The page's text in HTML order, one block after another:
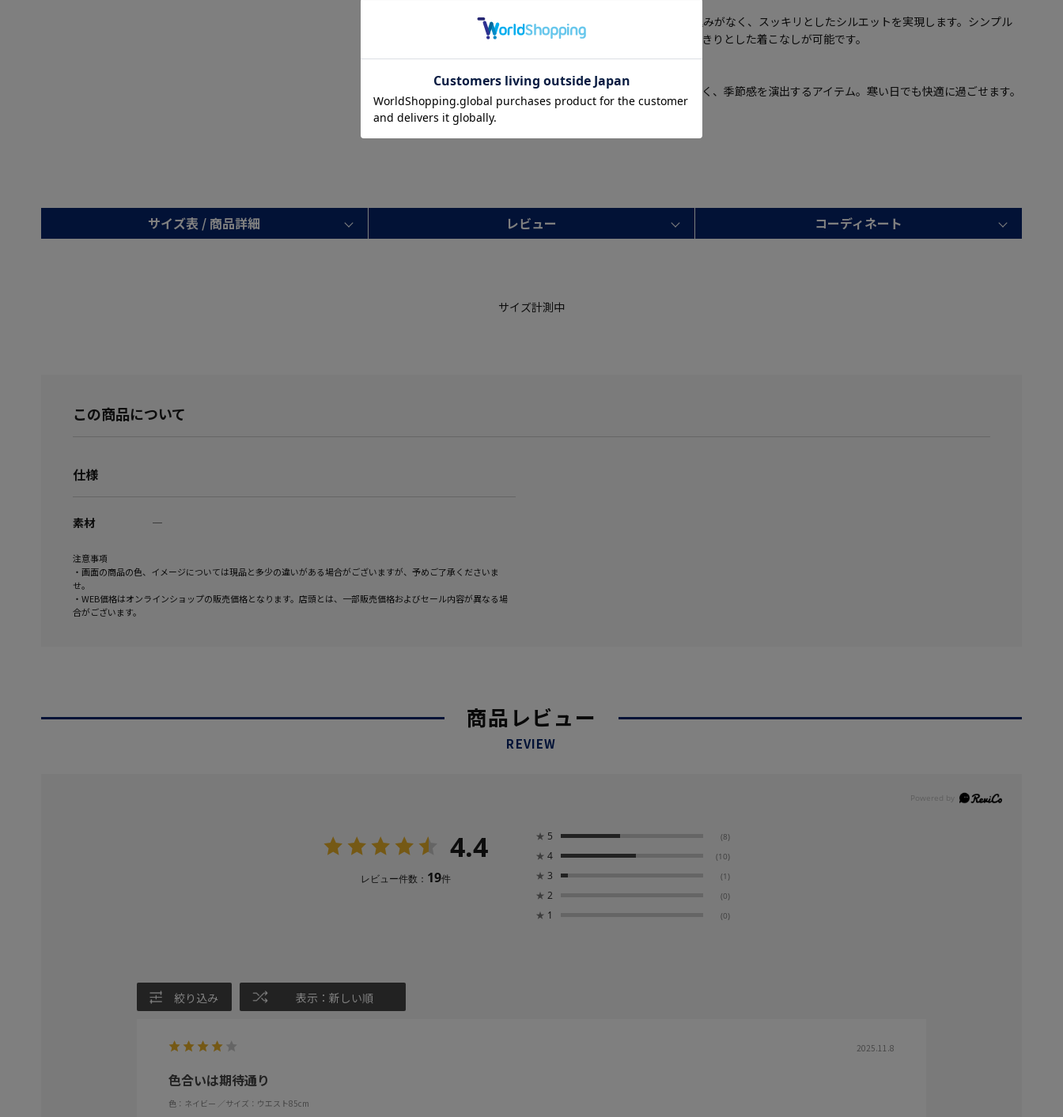
【ノータック】
パンツの腰回りに生地の折り込みがなく、スッキリとしたシルエットを実現します。シンプル
で洗練された印象を与え、すっきりとした着こなしが可能です。
【秋冬】
秋冬シーズンにぴったりの暖かく、季節感を演出するアイテム。寒い日でも快適に過ごせます。
サイズ表 / 商品詳細 レビュー コーディネート
サイズ計測中
この商品について
仕様
素材 ―
注意事項
・画面の商品の色、イメージについては現品と多少の違いがある場合がございますが、予めご了承くださいま
せ。
・WEB価格はオンラインショップの販売価格となります。店頭とは、一部販売価格およびセール内容が異なる場
合がございます。
商品レビュー
REVIEW
4.4
レビュー件数： 19件
★ 5 (8)
★ 4 (10)
★ 3 (1)
★ 2 (0)
★ 1 (0)
絞り込み 表示：新しい順
2025.11.8
色合いは期待通り
色：ネイビー ／サイズ：ウエスト85cm